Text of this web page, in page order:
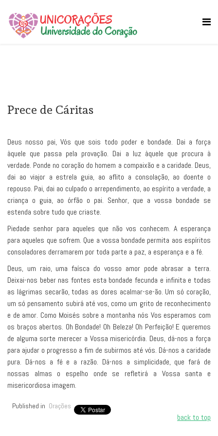
Prece de Cáritas
Deus nosso pai, Vós que sois todo poder e bondade. Dai a força
àquele que passa pela provação. Dai a luz àquele que procura à
verdade. Ponde no coração do homem a compaixão e a caridade. Deus,
dai ao viajor a estrela guia, ao aflito a consolação, ao doente o
repouso. Pai, dai ao culpado o arrependimento, ao espírito a verdade, a
criança o guia, ao órfão o pai. Senhor, que a vossa bondade se
estenda sobre tudo que criaste.
Piedade senhor para aqueles que não vos conhecem. A esperança
para aqueles que sofrem. Que a vossa bondade permita aos espíritos
consoladores derramarem por toda parte a paz, a esperança e a fé.
Deus, um raio, uma faísca do vosso amor pode abrasar a terra.
Deixai-nos beber nas fontes esta bondade fecunda e infinita e todas
as lágrimas secarão, todas as dores acalmar-se-ão. Um só coração,
um só pensamento subirá até vos, como um grito de reconhecimento
e de amor. Como Moisés sobre a montanha nós Vos esperamos com
os braços abertos. Oh Bondade! Oh Beleza! Oh Perfeição! E queremos
de alguma sorte merecer a Vossa misericórdia. Deus, dá-nos a força
para ajudar o progresso a fim de subirmos até vós. Dá-nos a caridade
pura. Dá-nos a fé e a razão. Dá-nos a simplicidade, que fará de
nossas almas o espelho onde se refletirá a Vossa santa e
misericordiosa imagem.
Published in Orações
back to top